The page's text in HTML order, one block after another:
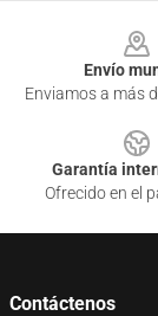
Envío
Enviamos a más
Garantía
Ofrecido en el
Contáctenos